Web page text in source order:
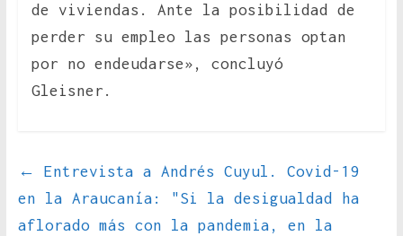
de viviendas. Ante la posibilidad de
perder su empleo las personas optan
por no endeudarse», concluyó
Gleisner.
←
Entrevista a Andrés Cuyul. Covid-19
en la Araucanía: "Si la desigualdad ha
aflorado más con la pandemia, en la